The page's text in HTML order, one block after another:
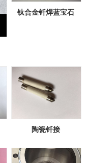
钛合金钎焊蓝宝石
陶瓷钎接